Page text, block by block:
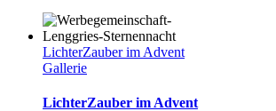
LichterZauber im Advent
Gallerie
LichterZauber im Advent